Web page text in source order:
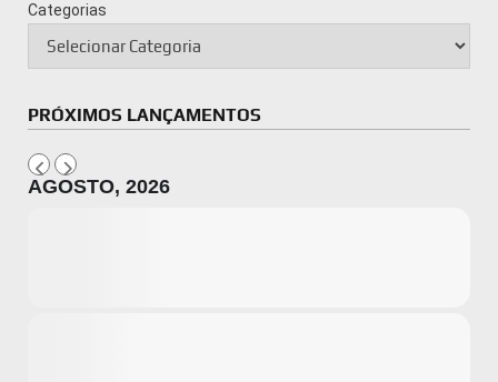
Categorias
PRÓXIMOS LANÇAMENTOS
AGOSTO, 2026